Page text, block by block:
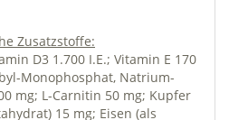
Zusatzstoffe:
D3 1.700 I.E.; Vitamin E 170
Monophosphat, Natrium-
mg; L-Carnitin 50 mg; Kupfer
15 mg; Eisen (als